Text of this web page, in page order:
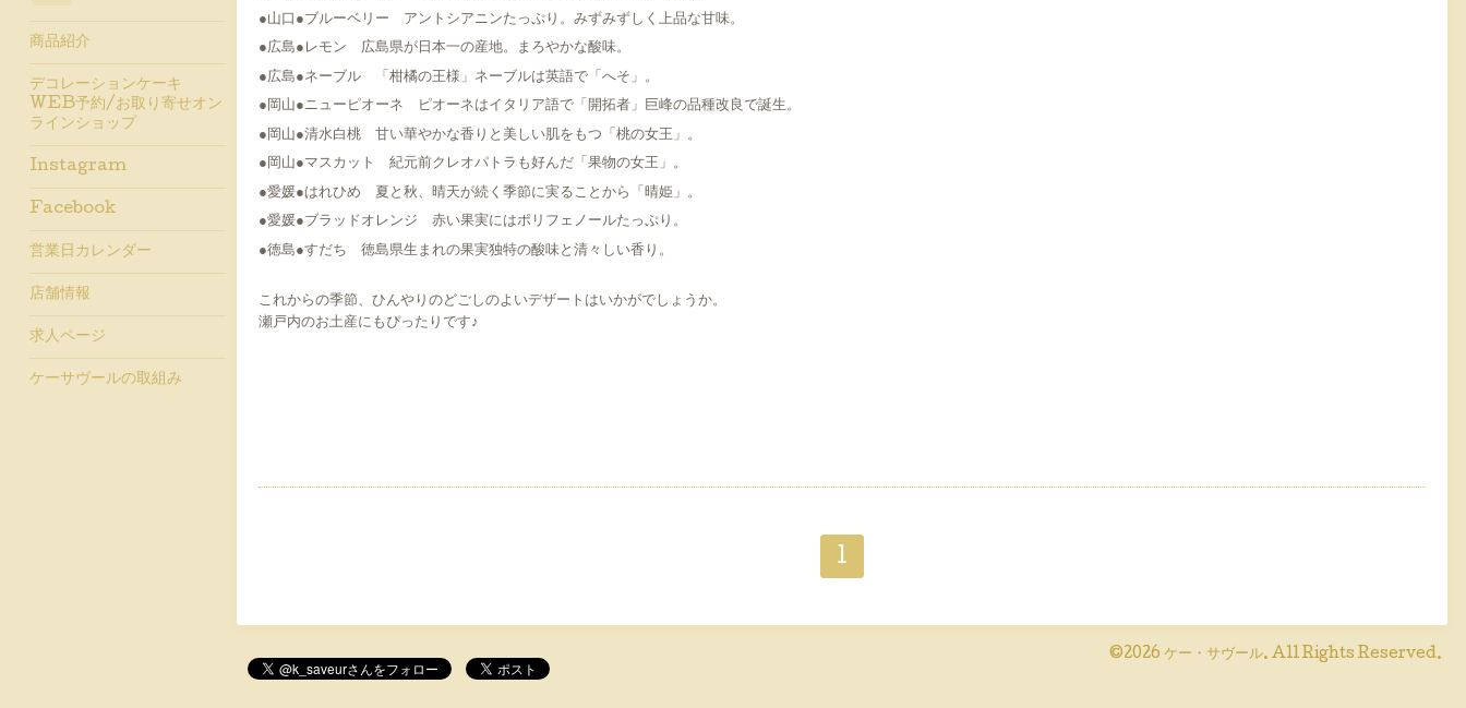
●山口●ブルーベリー アントシアニンたっぷり。みずみずしく上品な甘味。
●広島●レモン 広島県が日本一の産地。まろやかな酸味。
●広島●ネーブル 「柑橘の王様」ネーブルは英語で「へそ」。
●岡山●ニューピオーネ ピオーネはイタリア語で「開拓者」巨峰の品種改良で誕生。
●岡山●清水白桃 甘い華やかな香りと美しい肌をもつ「桃の女王」。
●岡山●マスカット 紀元前クレオパトラも好んだ「果物の女王」。
●愛媛●はれひめ 夏と秋、晴天が続く季節に実ることから「晴姫」。
●愛媛●ブラッドオレンジ 赤い果実にはポリフェノールたっぷり。
●徳島●すだち 徳島県生まれの果実独特の酸味と清々しい香り。
これからの季節、ひんやりのどごしのよいデザートはいかがでしょうか。
瀬戸内のお土産にもぴったりです♪
1
©2026 ケー・サヴール. All Rights Reserved.
商品紹介
デコレーションケーキ
WEB予約/お取り寄せオン
ラインショップ
Instagram
Facebook
営業日カレンダー
店舗情報
求人ページ
ケーサヴールの取組み